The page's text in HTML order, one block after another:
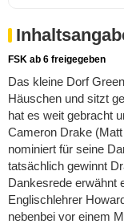
FSK ab 6 freigegeben
Das kleine Dorf
Häuschen und sitzt
hat es weit gebracht
Cameron Drake
nominiert für seine
tatsächlich gewinnt
Dankesrede erwähnt
Englischlehrer
nebenbei vor einem